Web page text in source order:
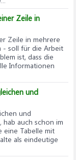
Zeile in
Zeile in mehrere
- soll für die Arbeit
ist, dass die
Informationen
und
und
hab auch schon im
eine Tabelle mit
als eindeutige